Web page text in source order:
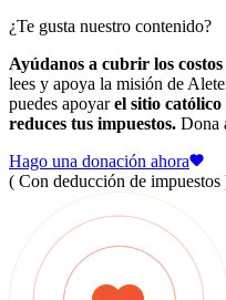
¿Te gusta nuestro contenido?
Ayúdanos a cubrir los
lees y apoya la misión de
puedes apoyarel sitio
reduces tus impuestos. Dona
Hago una donación ahora
( Con deducción de impuestos